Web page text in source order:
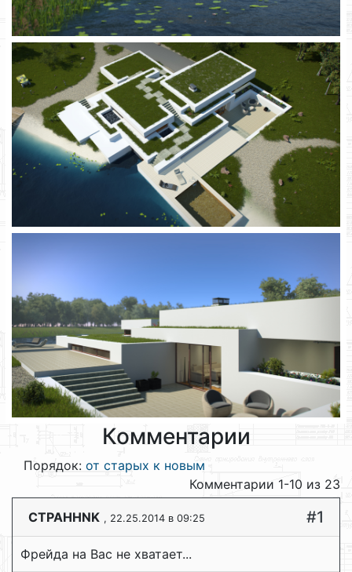
Комментарии
Порядок: от старых к новым
Комментарии 1-10 из 23
CTPAHHNK , 22.25.2014 в 09:25 #1
Фрейда на Вас не хватает...